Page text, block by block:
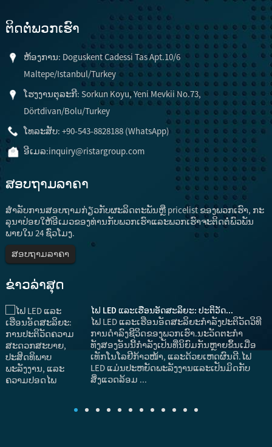
ຕິດ​ຕໍ່​ພວກ​ເຮົາ
ຫ້ອງການ: Doguskent Cadessi Tas Apt.10/6
Maltepe/Istanbul/Turkey
ໂຮງງານຕຸລະກີ: Sorkun Koyu, Yeni Mevkii No.73,
Dörtdivan/Bolu/Turkey
ໂທລະສັບ: +90-543-8828188 (WhatsApp)
ອີເມລ:inquiry@ristargroup.com
ສອບຖາມລາຄາ
ສໍາ​ລັບ​ການ​ສອບ​ຖາມ​ກ່ຽວ​ກັບ​ຜະ​ລິດ​ຕະ​ພັນ​ຫຼື pricelist ຂອງ​ພວກ​ເຮົາ​, ກະ​
ລຸ​ນາ​ປ່ອຍ​ໃຫ້​ອີ​ເມວ​ຂອງ​ທ່ານ​ກັບ​ພວກ​ເຮົາ​ແລະ​ພວກ​ເຮົາ​ຈະ​ຕິດ​ຕໍ່​ພົວ​ພັນ​
ພາຍ​ໃນ 24 ຊົ່ວ​ໂມງ​.
ສອບຖາມລາຄາ
ຂ່າວ​ລ່າ​ສຸດ
ໄຟ LED ແລະເຮືອນອັດສະລິຍະ: ປະຕິວັດ...
ໄຟ LED ແລະເຮືອນອັດສະລິຍະກໍາລັງປະຕິວັດວິທີ
ການດໍາລົງຊີວິດຂອງພວກເຮົາ.ນະວັດຕະກໍາ
ທັງສອງອັນນີ້ກຳລັງເປັນທີ່ນິຍົມກັນຫຼາຍຂຶ້ນເມື່ອ
ເທັກໂນໂລຢີກ້າວໜ້າ, ແລະດ້ວຍເຫດຜົນດີ.ໄຟ
LED ແມ່ນປະຫຍັດພະລັງງານແລະເປັນມິດກັບ
ສິ່ງແວດລ້ອມ ...